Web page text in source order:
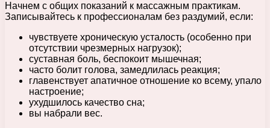
Начнем с общих показаний к массажным практикам.
Записывайтесь к профессионалам без раздумий, если:
чувствуете хроническую усталость (особенно при
отсутствии чрезмерных нагрузок);
суставная боль, беспокоит мышечная;
часто болит голова, замедлилась реакция;
главенствует апатичное отношение ко всему, упало
настроение;
ухудшилось качество сна;
вы набрали вес.